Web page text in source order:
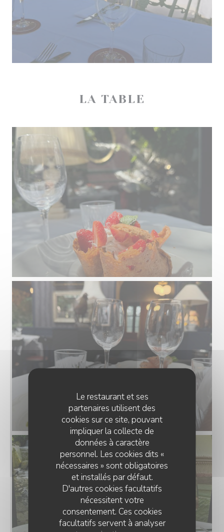
Le restaurant et ses
partenaires utilisent des
cookies sur ce site, pouvant
impliquer la collecte de
données à caractère
personnel. Les cookies dits «
nécessaires » sont obligatoires
et installés par défaut.
D'autres cookies facultatifs
nécessitent votre
consentement. Ces cookies
facultatifs servent à analyser
LA TABLE